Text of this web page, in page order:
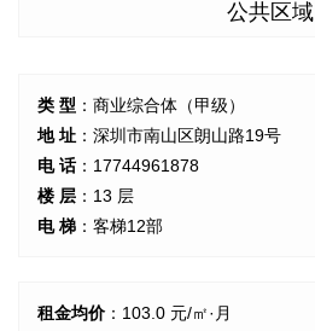
公共区域
类 型 ：商业综合体（甲级）
地 址 ：深圳市南山区朗山路19号
电 话：17744961878
楼 层 ：13 层
电 梯 ：客梯12部
租金均价：103.0 元/㎡·月